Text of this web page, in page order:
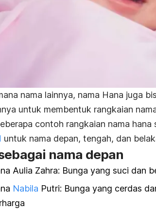
nama lainnya, nama Hana juga
untuk membentuk rangkaian
contoh rangkaian nama hana
untuk nama depan, tengah, dan
nama depan
Aulia Zahra: Bunga yang suci dan
Nabila Putri: Bunga yang cerdas